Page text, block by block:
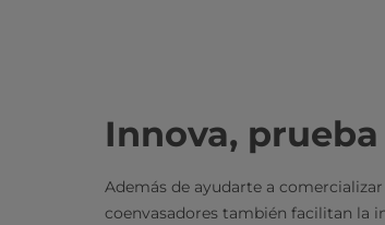
Innova,
Además de ayudarte a
coenvasadores también facilitan la